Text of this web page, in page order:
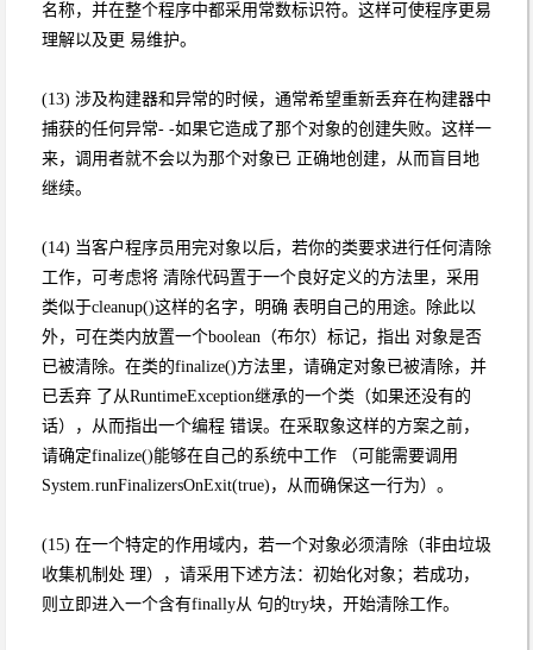
名称，并在整个程序中都采用常数标识符。这样可使程序更易
理解以及更 易维护。
(13) 涉及构建器和异常的时候，通常希望重新丢弃在构建器中
捕获的任何异常- -如果它造成了那个对象的创建失败。这样一
来，调用者就不会以为那个对象已 正确地创建，从而盲目地
继续。
(14) 当客户程序员用完对象以后，若你的类要求进行任何清除
工作，可考虑将 清除代码置于一个良好定义的方法里，采用
类似于cleanup()这样的名字，明确 表明自己的用途。除此以
外，可在类内放置一个boolean（布尔）标记，指出 对象是否
已被清除。在类的finalize()方法里，请确定对象已被清除，并
已丢弃 了从RuntimeException继承的一个类（如果还没有的
话），从而指出一个编程 错误。在采取象这样的方案之前，
请确定finalize()能够在自己的系统中工作 （可能需要调用
System.runFinalizersOnExit(true)，从而确保这一行为）。
(15) 在一个特定的作用域内，若一个对象必须清除（非由垃圾
收集机制处 理），请采用下述方法：初始化对象；若成功，
则立即进入一个含有finally从 句的try块，开始清除工作。